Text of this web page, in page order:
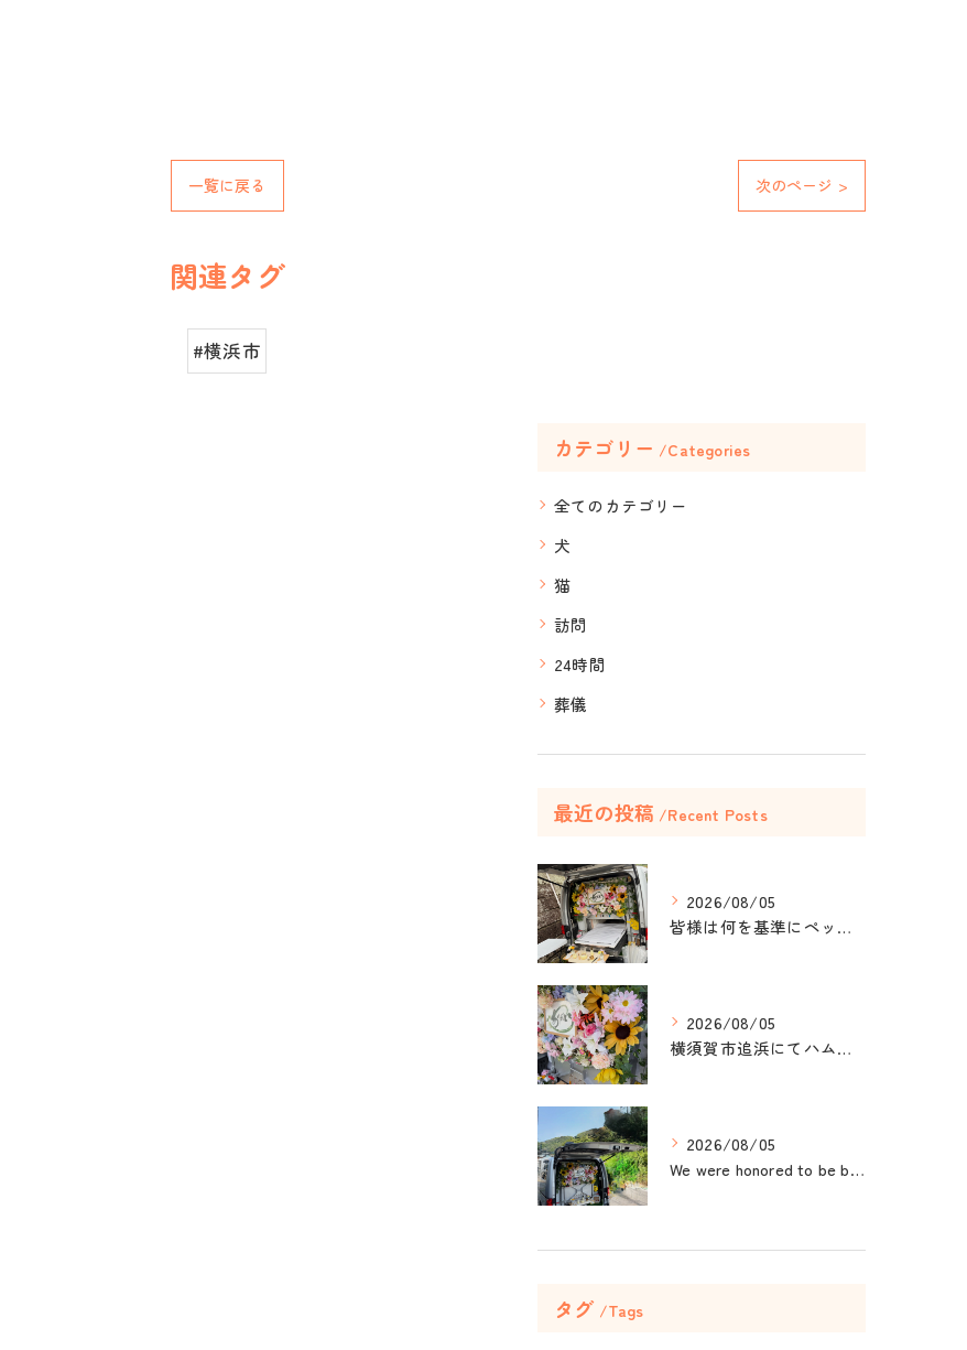
一覧に戻る 次のページ >
関連タグ
#横浜市
カテゴリー Categories
全てのカテゴリー
犬
猫
訪問
24時間
葬儀
最近の投稿 Recent Posts
2026/08/05
皆様は何を基準にペット葬儀社を選びますか？
2026/08/05
横須賀市追浜にてハムスターのみかんちゃんのペット火葬のお手伝...
2026/08/05
We were honored to be by your ...
タグ Tags